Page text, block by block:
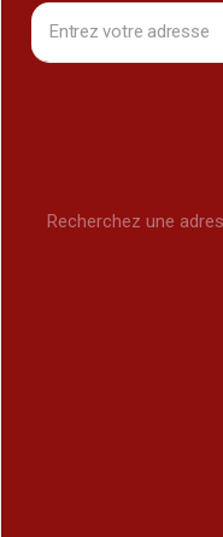
Recherchez une